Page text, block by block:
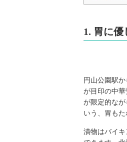
1. 胃に優
円山公園駅
が目印の中
が限定的な
いう、胃も
漬物はバイ